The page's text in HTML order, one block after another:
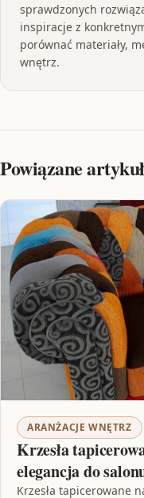
sprawdzonych
inspiracje z
porównać materiały,
wnętrz.
Powiązane
ARANŻACJE WNĘTRZ
Krzesła
elegancja do
Krzesła tapicerowane